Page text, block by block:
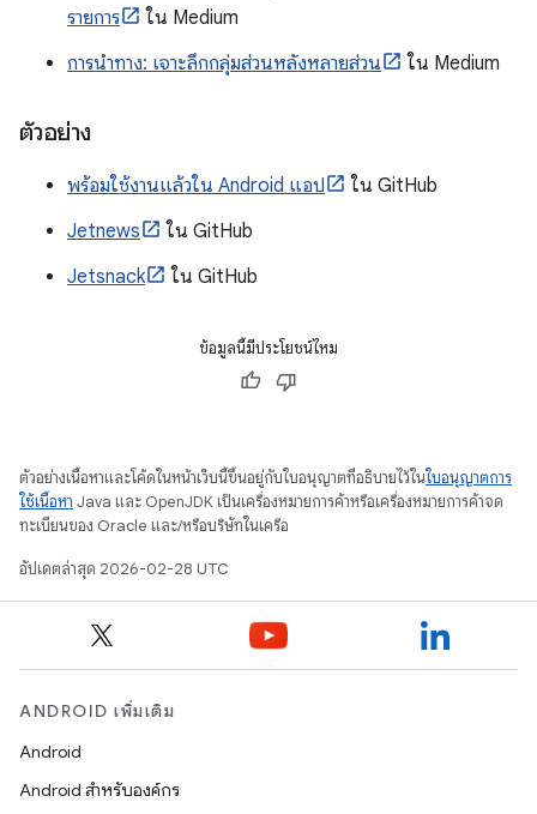
รายการ
ใน Medium
การนำทาง: เจาะลึกกลุ่มส่วนหลังหลายส่วน
ใน Medium
ตัวอย่าง
พร้อมใช้งานแล้วใน Android แอป
ใน GitHub
Jetnews
ใน GitHub
Jetsnack
ใน GitHub
ข้อมูลนี้มีประโยชน์ไหม
ตัวอย่างเนื้อหาและโค้ดในหน้าเว็บนี้ขึ้นอยู่กับใบอนุญาตที่อธิบายไว้ในใบอนุญาตการ
ใช้เนื้อหา Java และ OpenJDK เป็นเครื่องหมายการค้าหรือเครื่องหมายการค้าจด
ทะเบียนของ Oracle และ/หรือบริษัทในเครือ
อัปเดตล่าสุด 2026-02-28 UTC
ANDROID เพิ่มเติม
Android
Android สำหรับองค์กร